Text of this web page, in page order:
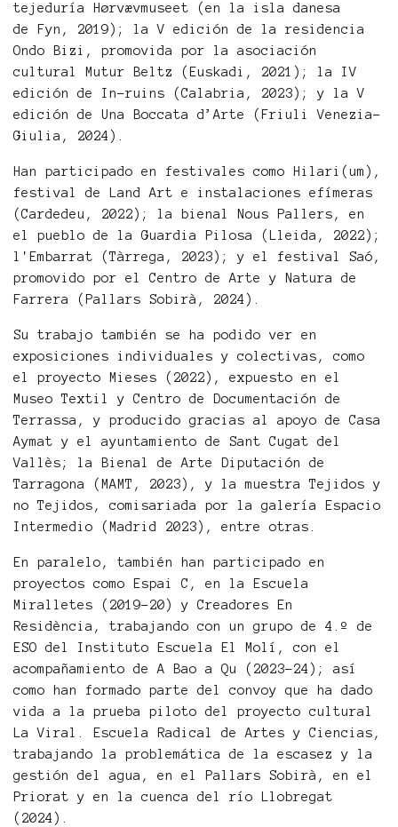
tejeduría Hørvævmuseet (en la isla danesa
de Fyn, 2019); la V edición de la residencia
Ondo Bizi, promovida por la asociación
cultural Mutur Beltz (Euskadi, 2021); la IV
edición de In-ruins (Calabria, 2023); y la V
edición de Una Boccata d’Arte (Friuli Venezia-
Giulia, 2024).
Han participado en festivales como Hilari(um),
festival de Land Art e instalaciones efímeras
(Cardedeu, 2022); la bienal Nous Pallers, en
el pueblo de la Guardia Pilosa (Lleida, 2022);
l'Embarrat (Tàrrega, 2023); y el festival Saó,
promovido por el Centro de Arte y Natura de
Farrera (Pallars Sobirà, 2024).
Su trabajo también se ha podido ver en
exposiciones individuales y colectivas, como
el proyecto Mieses (2022), expuesto en el
Museo Textil y Centro de Documentación de
Terrassa, y producido gracias al apoyo de Casa
Aymat y el ayuntamiento de Sant Cugat del
Vallès; la Bienal de Arte Diputación de
Tarragona (MAMT, 2023), y la muestra Tejidos y
no Tejidos, comisariada por la galería Espacio
Intermedio (Madrid 2023), entre otras.
En paralelo, también han participado en
proyectos como Espai C, en la Escuela
Miralletes (2019-20) y Creadores En
Residència, trabajando con un grupo de 4.º de
ESO del Instituto Escuela El Molí, con el
acompañamiento de A Bao a Qu (2023-24); así
como han formado parte del convoy que ha dado
vida a la prueba piloto del proyecto cultural
La Viral. Escuela Radical de Artes y Ciencias,
trabajando la problemática de la escasez y la
gestión del agua, en el Pallars Sobirà, en el
Priorat y en la cuenca del río Llobregat
(2024).